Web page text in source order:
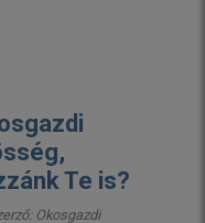
Te is?
Okosgazdi